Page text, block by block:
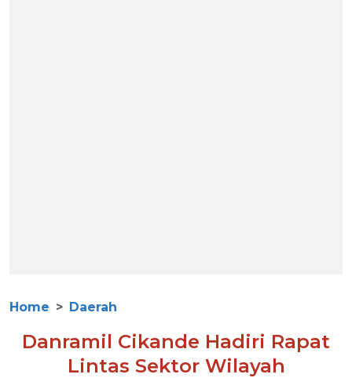
Home Daerah
Danramil Cikande Hadiri Rapat
Lintas Sektor Wilayah